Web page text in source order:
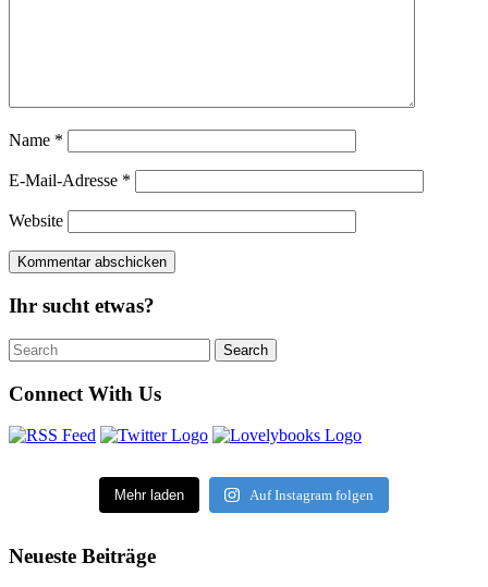
Name *
E-Mail-Adresse *
Website
Ihr sucht etwas?
Search
for:
Search
Connect With Us
Mehr laden Auf Instagram folgen
Neueste Beiträge